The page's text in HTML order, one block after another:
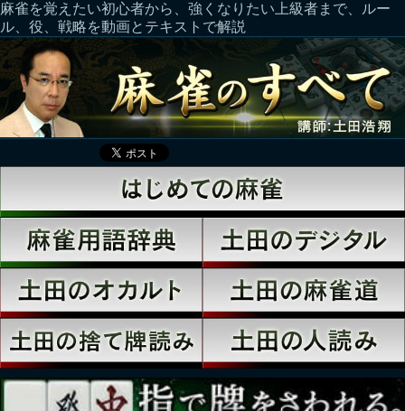
麻雀を覚えたい初心者から、強くなりたい上級者まで、ルー
ル、役、戦略を動画とテキストで解説